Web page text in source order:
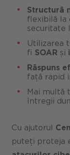
Structură
flexibilă la
securitate
Utilizarea
fi SOAR și
Răspuns
față rapid
Mai multă
întregii
Cu ajutorul
puteți proteja